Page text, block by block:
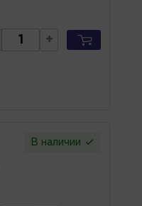
+
В наличии